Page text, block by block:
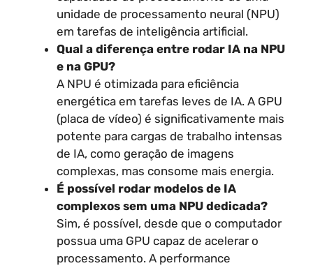
unidade de processamento neural (NPU)
em tarefas de inteligência artificial.
Qual a diferença entre rodar IA na NPU
e na GPU?
A NPU é otimizada para eficiência
energética em tarefas leves de IA. A GPU
(placa de vídeo) é significativamente mais
potente para cargas de trabalho intensas
de IA, como geração de imagens
complexas, mas consome mais energia.
É possível rodar modelos de IA
complexos sem uma NPU dedicada?
Sim, é possível, desde que o computador
possua uma GPU capaz de acelerar o
processamento. A performance